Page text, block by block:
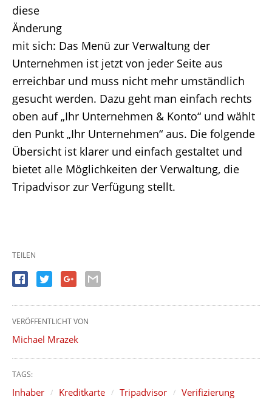
diese
Änderung
mit sich: Das Menü zur Verwaltung der
Unternehmen ist jetzt von jeder Seite aus
erreichbar und muss nicht mehr umständlich
gesucht werden. Dazu geht man einfach rechts
oben auf „Ihr Unternehmen & Konto“ und wählt
den Punkt „Ihr Unternehmen“ aus. Die folgende
Übersicht ist klarer und einfach gestaltet und
bietet alle Möglichkeiten der Verwaltung, die
Tripadvisor zur Verfügung stellt.
TEILEN
VERÖFFENTLICHT VON
Michael Mrazek
TAGS:
Inhaber Kreditkarte Tripadvisor Verifizierung